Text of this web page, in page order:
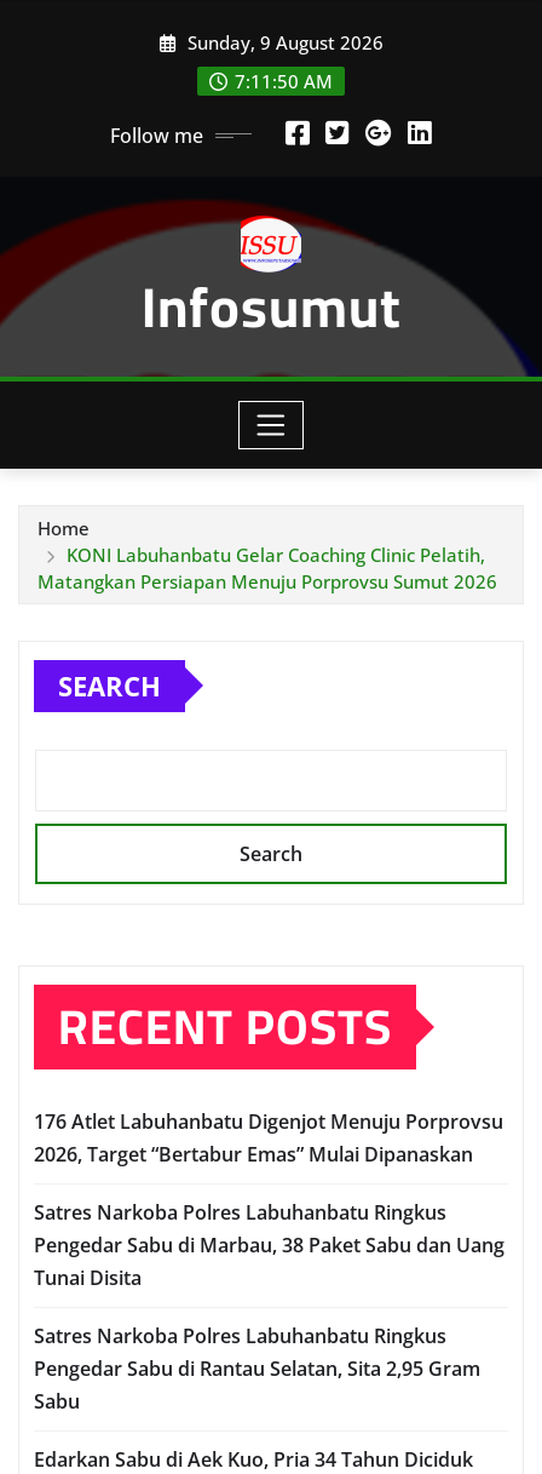
Sunday, 9 August 2026
7:11:52 AM
Follow me
Infosumut
Home
KONI Labuhanbatu Gelar Coaching Clinic Pelatih,
Matangkan Persiapan Menuju Porprovsu Sumut 2026
SEARCH
Search
RECENT POSTS
176 Atlet Labuhanbatu Digenjot Menuju Porprovsu
2026, Target “Bertabur Emas” Mulai Dipanaskan
Satres Narkoba Polres Labuhanbatu Ringkus
Pengedar Sabu di Marbau, 38 Paket Sabu dan Uang
Tunai Disita
Satres Narkoba Polres Labuhanbatu Ringkus
Pengedar Sabu di Rantau Selatan, Sita 2,95 Gram
Sabu
Edarkan Sabu di Aek Kuo, Pria 34 Tahun Diciduk